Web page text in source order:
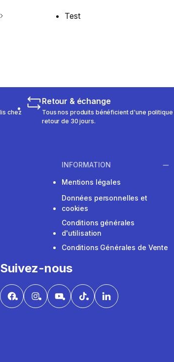
Test
chez
Retour & échange
Tous nos produits bénéficient d'une politique
retour de 30 jours.
INFORMATION
Mentions légales
Données personnelles et
cookies
Conditions générales
d'utilisation
Conditions Générales de Vente
Suivez-nous